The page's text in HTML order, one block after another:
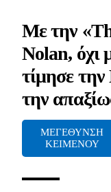
Με την
Nolan, όχι
τίμησε
την
ΜΕΓΕΘΥΝΣΗ
ΚΕΙΜΕΝΟΥ